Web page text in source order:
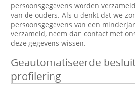
persoonsgegevens worden
van de ouders. Als u denkt dat we
persoonsgegevens van een
verzameld, neem dan contact met
deze gegevens wissen.
Geautomatiseerde
profilering